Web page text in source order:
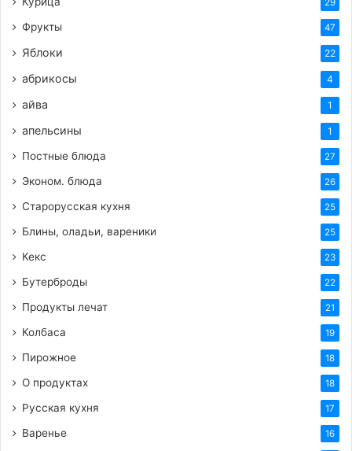
29
Фрукты 47
Яблоки 22
абрикосы 4
айва 1
апельсины 1
Постные блюда 27
Эконом. блюда 26
Старорусская кухня 25
Блины, оладьи, вареники 25
Кекс 23
Бутерброды 22
Продукты лечат 21
Колбаса 19
Пирожное 18
О продуктах 18
Русская кухня 17
Варенье 16